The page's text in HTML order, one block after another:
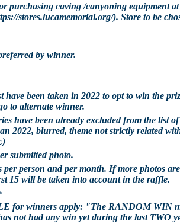
purchasing caving /canyoning equipment
stores.lucamemorial.org/). Store to be
by winner.
have been taken in 2022 to opt to win the
to alternate winner.
have been already excluded from the list of
2022, blurred, theme not strictly related
submitted photo.
per person and per month. If more photos are
15 will be taken into account in the raffle.
for winners apply: "The RANDOM WIN
not had any win yet during the last TWO